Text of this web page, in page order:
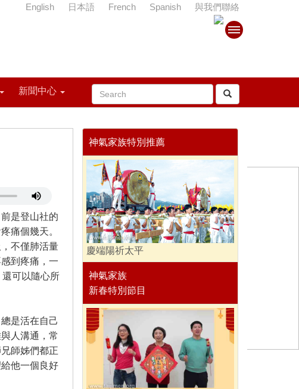
新聞中心
English 日本語 French Spanish 與我們聯絡
是登山社的
痛個幾天。
不僅肺活量
到疼痛，一
可以隨心所
是活在自己
人溝通，常
師姊們都正
他一個良好
神氣家族特別推薦
慶端陽祈太平
神氣家族
新春特別節目